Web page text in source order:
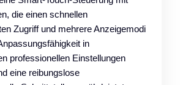
die einen schnellen
Zugriff und mehrere Anzeigemodi
in
professionellen Einstellungen
eine reibungslose